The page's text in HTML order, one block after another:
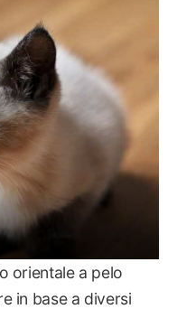
orientale a pelo
in base a diversi